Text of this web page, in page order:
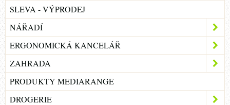
SLEVA - VÝPRODEJ
NÁŘADÍ
ERGONOMICKÁ KANCELÁŘ
ZAHRADA
PRODUKTY MEDIARANGE
DROGERIE